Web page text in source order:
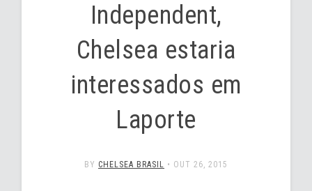
Independent,
Chelsea estaria
interessados em
Laporte
BY CHELSEA BRASIL • OUT 26, 2015